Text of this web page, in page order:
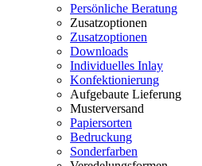
Persönliche Beratung
Zusatzoptionen
Zusatzoptionen
Downloads
Individuelles Inlay
Konfektionierung
Aufgebaute Lieferung
Musterversand
Papiersorten
Bedruckung
Sonderfarben